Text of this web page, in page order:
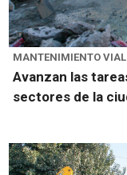
MANTENIMIENTO VIAL
Avanzan las
sectores de la